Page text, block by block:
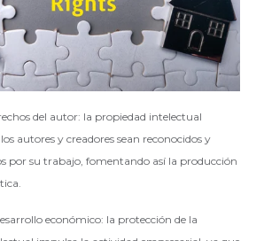
del autor: la propiedad intelectual
autores y creadores sean reconocidos y
por su trabajo, fomentando así la producción
económico: la protección de la